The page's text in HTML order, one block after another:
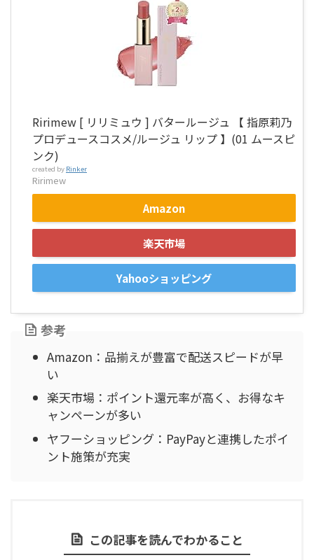
Ririmew [ リリミュウ ] バタールージュ 【 指原莉乃
プロデュースコスメ/ルージュ リップ 】(01 ムースピ
ンク)
created by Rinker
Ririmew
Amazon
楽天市場
Yahooショッピング
参考
Amazon：品揃えが豊富で配送スピードが早
い
楽天市場：ポイント還元率が高く、お得なキ
ャンペーンが多い
ヤフーショッピング：PayPayと連携したポイ
ント施策が充実
この記事を読んでわかること